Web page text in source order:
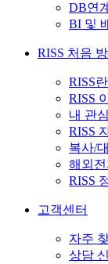
DB연
BI 및
RISS 처음
RISS
RISS
내 관
RISS
복사/
해외
RISS
고객센터
자주
상담